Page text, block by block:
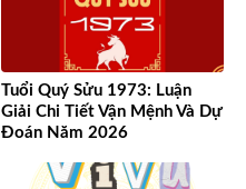
Tuổi Quý Sửu 1973: Luận
Giải Chi Tiết Vận Mệnh Và Dự
Đoán Năm 2026